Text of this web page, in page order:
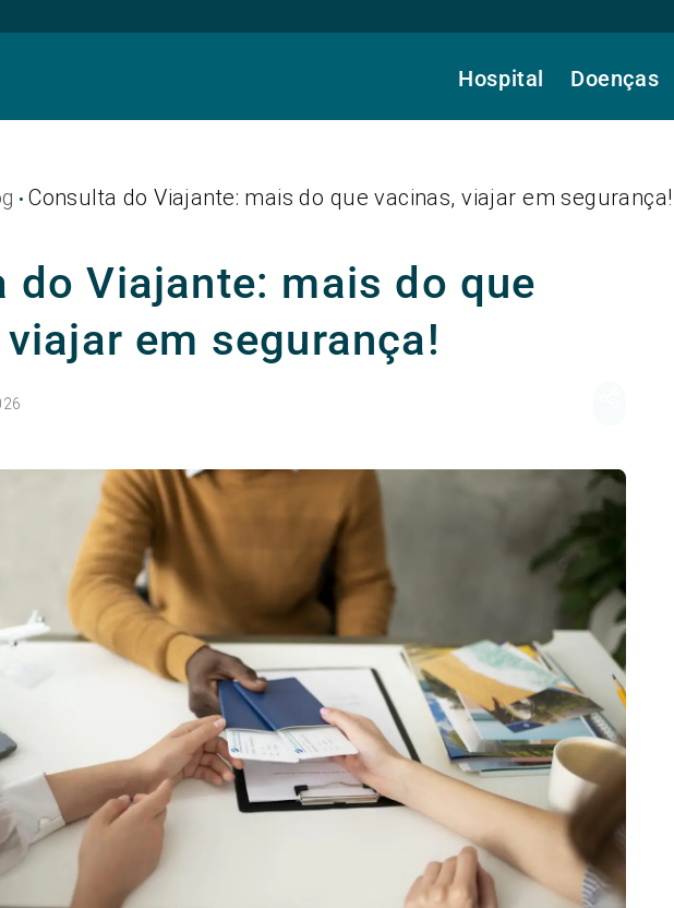
Hospital Doenças
•Consulta do Viajante: mais do que vacinas, viajar em segurança!
do Viajante: mais do que
em segurança!